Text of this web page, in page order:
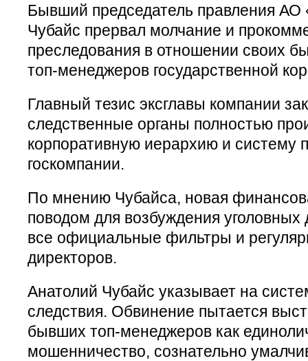
Бывший председатель правления АО
Чубайс прервал молчание и
преследования в отношении своих
топ-менеджеров государственной
Главный тезис эксглавы компании
следственные органы полностью
корпоративную иерархию и систему
госкомпании.
По мнению Чубайса, новая
поводом для возбуждения уголовных
все официальные фильтры и
директоров.
Анатолий Чубайс указывает на
следствия. Обвинение пытается
бывших топ-менеджеров как
мошенничество, сознательно